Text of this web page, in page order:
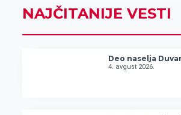
NAJČITANIJE VESTI
Deo naselja
4. avgust 2026.